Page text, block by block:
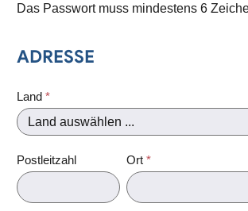
Das Passwort muss mindestens 6
ADRESSE
Land *
Postleitzahl Ort *